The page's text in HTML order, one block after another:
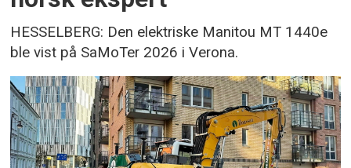
HESSELBERG: Den elektriske Manitou MT 1440e
ble vist på SaMoTer 2026 i Verona.